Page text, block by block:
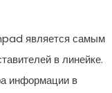
является самым
в линейке.
информации в